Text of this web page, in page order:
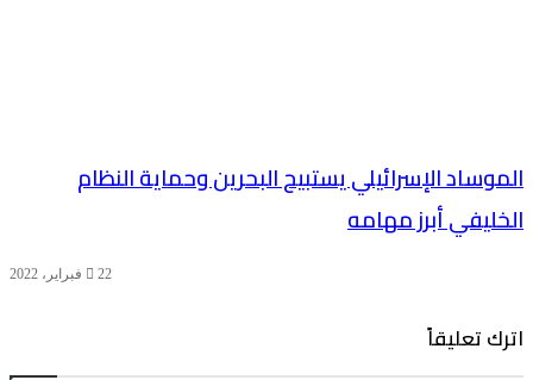
الموساد الإسرائيلي يستبيح البحرين وحماية النظام
الخليفي أبرز مهامه
22 فبراير، 2022
اترك تعليقاً